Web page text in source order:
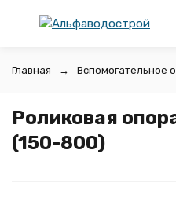
Главная Вспомогательное
Роликовая
(150-800)